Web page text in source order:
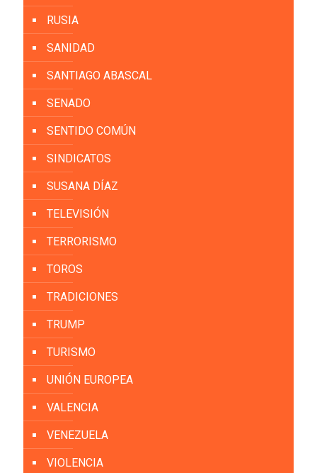
RUSIA
SANIDAD
SANTIAGO ABASCAL
SENADO
SENTIDO COMÚN
SINDICATOS
SUSANA DÍAZ
TELEVISIÓN
TERRORISMO
TOROS
TRADICIONES
TRUMP
TURISMO
UNIÓN EUROPEA
VALENCIA
VENEZUELA
VIOLENCIA